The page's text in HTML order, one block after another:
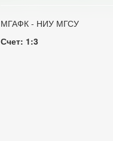
МГАФК - НИУ МГСУ
Счет: 1:3